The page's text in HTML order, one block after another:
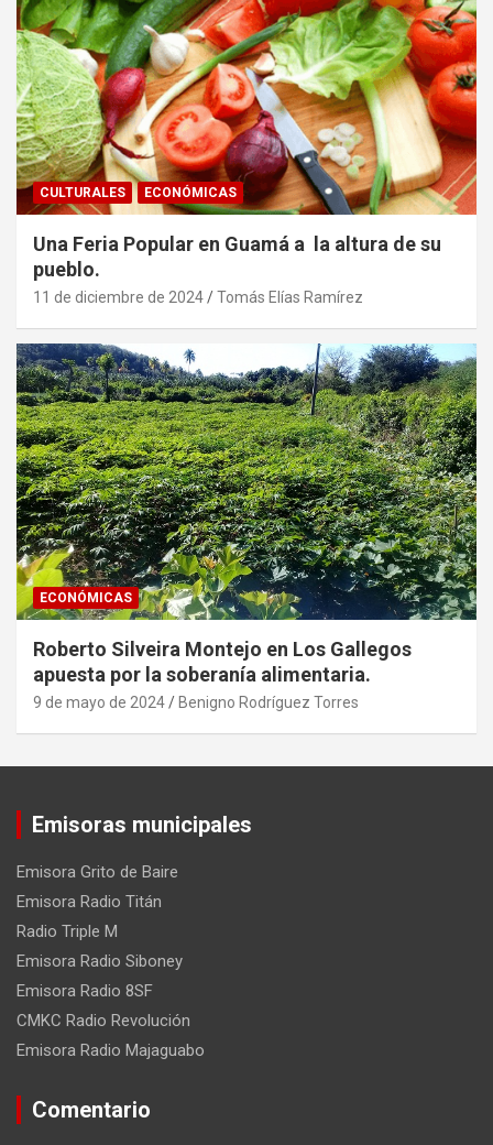
CULTURALES ECONÓMICAS
Una Feria Popular en Guamá a la altura de su
pueblo.
11 de diciembre de 2024 Tomás Elías Ramírez
ECONÓMICAS
Roberto Silveira Montejo en Los Gallegos
apuesta por la soberanía alimentaria.
9 de mayo de 2024 Benigno Rodríguez Torres
Emisoras municipales
Emisora Grito de Baire
Emisora Radio Titán
Radio Triple M
Emisora Radio Siboney
Emisora Radio 8SF
CMKC Radio Revolución
Emisora Radio Majaguabo
Comentario